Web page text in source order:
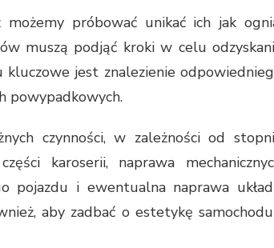
próbować unikać ich jak
muszą podjąć kroki w celu
jest znalezienie
powypadkowych.
czynności, w zależności od
karoserii, naprawa
pojazdu i ewentualna naprawa
aby zadbać o estetykę